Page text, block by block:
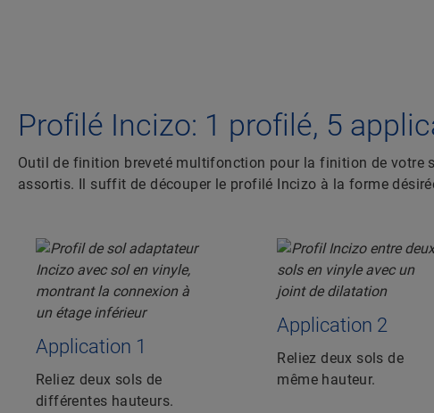
Profilé Incizo: 1 profilé, 5
Outil de finition breveté multifonction pour la finition de votre
assortis. Il suffit de découper le profilé Incizo à la forme
Application 1
Reliez deux sols de
différentes hauteurs.
Application 2
Reliez deux sols de
même hauteur.